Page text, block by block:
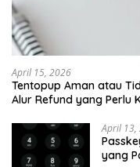
April 15, 2026
Tentopup Aman atau
Alur Refund yang Perlu
April 13,
yang